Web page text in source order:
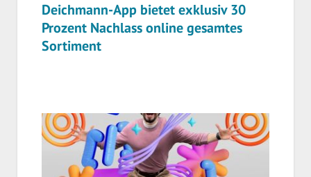
Deichmann-App bietet exklusiv 30
Prozent Nachlass online gesamtes
Sortiment